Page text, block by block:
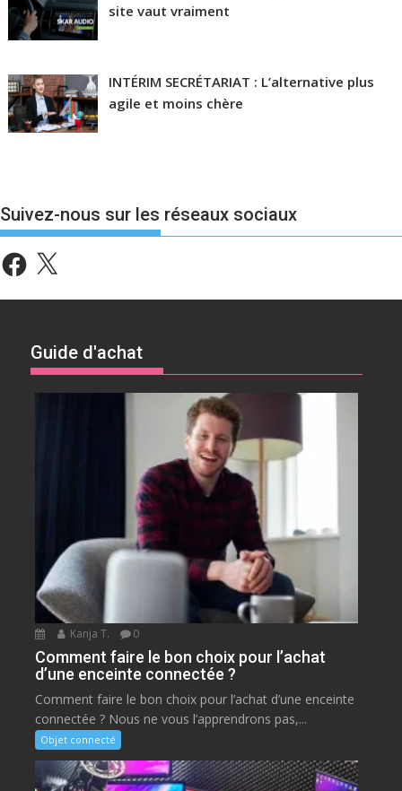
site vaut vraiment
INTÉRIM SECRÉTARIAT : L’alternative plus
agile et moins chère
Suivez-nous sur les réseaux sociaux
Facebook
X
Guide d'achat
Kanja T. 0
Comment faire le bon choix pour l’achat
d’une enceinte connectée ?
Comment faire le bon choix pour l’achat d’une enceinte
connectée ? Nous ne vous l’apprendrons pas,...
Objet connecté